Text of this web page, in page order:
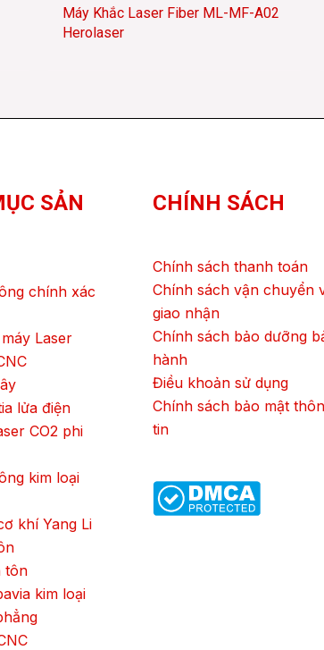
Máy Khắc Laser Fiber ML-MF-A02
Herolaser
SẢN
chính xác
Laser
lửa điện
CO2 phi
kim loại
khí Yang Li
tôn
kim loại
CHÍNH SÁCH
Chính sách thanh toán
Chính sách vận chuyển
giao nhận
Chính sách bảo dưỡng
hành
Điều khoản sử dụng
Chính sách bảo mật
tin